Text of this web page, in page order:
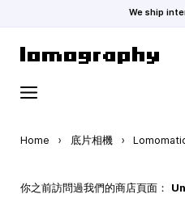
We ship
Home › 底片相機 ›
你之前訪問過我們的商店頁面：